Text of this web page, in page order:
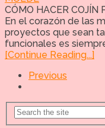
CÓMO HACER COJÍN
En el corazón de las
proyectos que sean
funcionales es
[Continue Reading...]
Previous